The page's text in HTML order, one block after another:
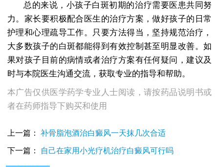
总的来说，小孩子白斑初期的治疗需要医患共同努
力。家长要积极配合医生的治疗方案，做好孩子的日常
护理和心理疏导工作。只要方法得当，坚持规范治疗，
大多数孩子的白斑都能得到有效控制甚至明显改善。如
果对孩子目前的病情或者治疗方案有任何疑问，建议及
时与本院医生沟通交流，获取专业的指导和帮助。
本广告仅供医学药学专业人士阅读，请按药品说明书或
者在药师指导下购买和使用
上一篇： 补骨脂泡酒治白癜风一天抹几次合适
下一篇： 自己在家用小光疗机治疗白癜风可行吗